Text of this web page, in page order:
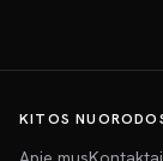
KITOS